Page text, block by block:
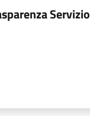
Servizio